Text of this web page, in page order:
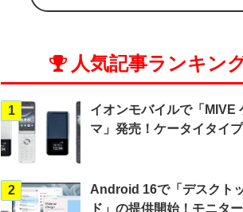
人気記事ランキン
1
イオンモバイルで「MIVE
マ」発売！ケータイタイ
2
Android 16で「デスクト
ド」の提供開始！モニタ